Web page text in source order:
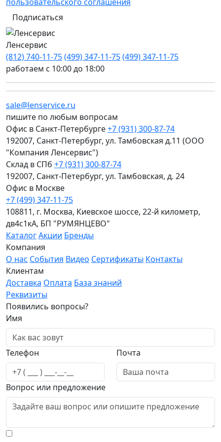
Подписаться
Ленсервис
(812) 740-11-75(499) 347-11-75(499) 347-11-75
работаем с 10:00 до 18:00
sale@lenservice.ru
пишите по любым вопросам
Офис в Санкт-Петербурге+7 (931) 300-87-74
192007, Санкт-Петербург, ул. Тамбовская д.11 (ООО
"Компания Ленсервис")
Склад в СПб +7 (931) 300-87-74
192007, Санкт-Петербург, ул. Тамбовская, д. 24
Офис в Москве
+7 (499) 347-11-75
108811, г. Москва, Киевское шоссе, 22-й километр,
дв4с1кА, БП "РУМЯНЦЕВО"
КаталогАкции Бренды
Компания
О нас События Видео Сертификаты Контакты
Клиентам
Доставка Оплата База знаний
Реквизиты
Появились вопросы?
Имя
Телефон Почта
Вопрос или предложение